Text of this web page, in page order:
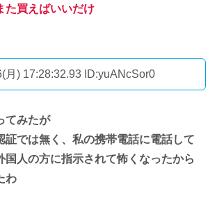
た買えばいいだけ
月) 17:28:32.93 ID:yuANcSor0
てみたが
証では無く、私の携帯電話に電話して
国人の方に指示されて怖くなったから
わ